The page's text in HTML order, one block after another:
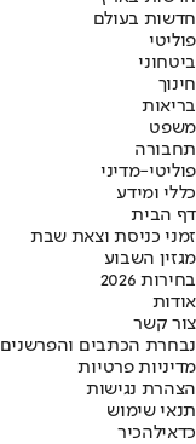
חדשות בעולם
פוליטי
ביטחוני
חינוך
בריאות
משפט
תחבורה
פוליטי-מדיני
כללי ומידע
דף הבית
זמני כניסת וצאת שבת
מגזין השבוע
בחירות 2026
אודות
צור קשר
נבחרת הכתבים והפרשנים
מדיניות פרטיות
הצהרת נגישות
תנאי שימוש
כדאילהכיר